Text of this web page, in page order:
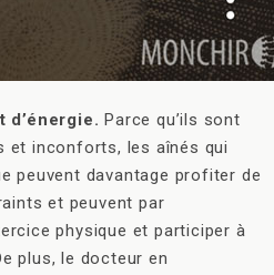
d’énergie. Parce qu’ils sont
et inconforts, les aînés qui
peuvent davantage profiter de
et peuvent par
physique et participer à
plus, le docteur en